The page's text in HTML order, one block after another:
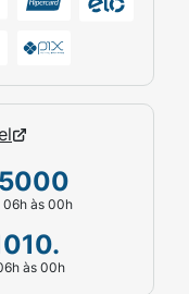
06h às 00h
às 00h